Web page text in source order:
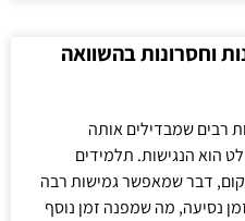
וחסרונות בהשוואה
רבים שמבדילים אותה
הוא הנגישות. תלמידים
דבר שמאפשר גמישות רבה
נסיעה, מה שמפנה זמן נוסף